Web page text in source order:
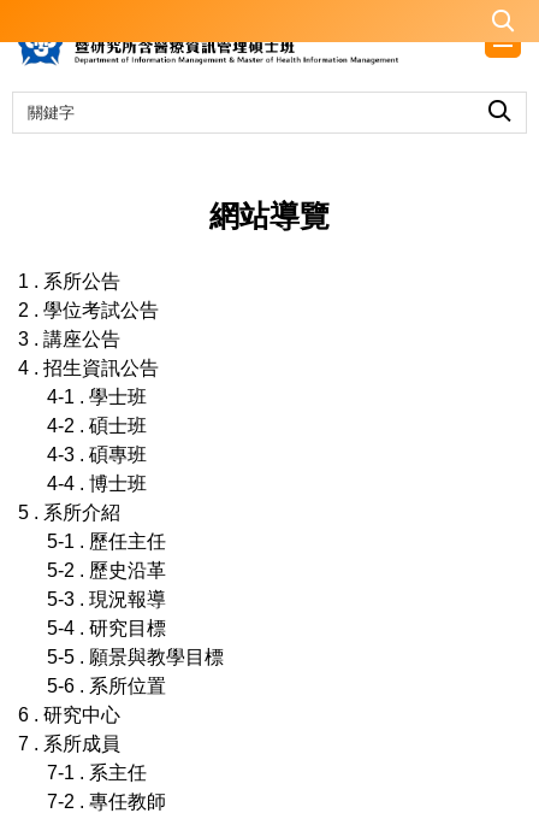
到
要
內
網站導覽
1 . 系所公告
2 . 學位考試公告
3 . 講座公告
4 . 招生資訊公告
4-1 . 學士班
4-2 . 碩士班
4-3 . 碩專班
4-4 . 博士班
5 . 系所介紹
5-1 . 歷任主任
5-2 . 歷史沿革
5-3 . 現況報導
5-4 . 研究目標
5-5 . 願景與教學目標
5-6 . 系所位置
6 . 研究中心
7 . 系所成員
7-1 . 系主任
7-2 . 專任教師